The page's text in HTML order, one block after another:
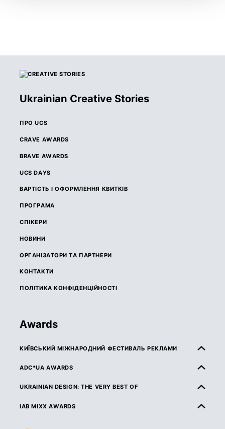
Ukrainian Creative Stories
ПРО UCS
CRAVE AWARDS
BRAVE AWARDS
UCS DAYS
ВАРТІСТЬ І ОФОРМЛЕННЯ КВИТКІВ
ПРОГРАМА
СПІКЕРИ
НОВИНИ
ОРГАНІЗАТОРИ ТА ПАРТНЕРИ
КОНТАКТИ
ПОЛІТИКА КОНФІДЕНЦІЙНОСТІ
Awards
КИЇВСЬКИЙ МІЖНАРОДНИЙ ФЕСТИВАЛЬ РЕКЛАМИ
ПРО КМФР
ADC*UA AWARDS
ПРО ADC*UA AWARDS
UKRAINIAN DESIGN: THE VERY BEST OF
ПРО UKRAINIAN DESIGN: THE VERY BEST OF
IAB MIXX AWARDS